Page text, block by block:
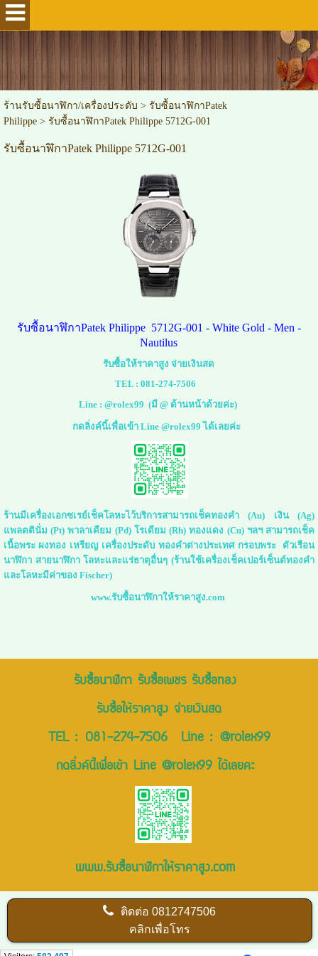
ร้านรับซื้อนาฬิกา/เครื่องประดับ > รับซื้อนาฬิกาPatek
Philippe> รับซื้อนาฬิกาPatek Philippe 5712G-001
รับซื้อนาฬิกาPatek Philippe 5712G-001
รับซื้อนาฬิกาPatek Philippe 5712G-001 - White Gold - Men -
Nautilus
รับซื้อให้ราคาสูง จ่ายเงินสด
TEL : 081-274-7506
Line : @rolex99 (มี @ ด้านหน้าด้วยค่ะ)
กดลิ่งค์นี้เพื่อเข้า Line @rolex99 ได้เลยค่ะ
ร้านมีเครื่องเอกซเรย์เช็คโลหะไว้บริการสามารถเช็คทองคำ (Au) เงิน (Ag)
แพลตตินั่ม (Pt) พาลาเดียม (Pd) โรเดียม (Rh) ทองแดง (Cu) ฯลฯ สามารถเช็ค
เนื้อพระ ผงทอง เหรียญ เครื่องประดับ ทองคำต่างประเทศ กรอบพระ ตัวเรือน
นาฬิกา สายนาฬิกา โลหะและแร่ธาตุอื่นๆ (ร้านใช้เครื่องเช็คเปอร์เซ็นต์ทองคำ
และโลหะมีค่าของ Fischer)
www.รับซื้อนาฬิกาให้ราคาสูง.com
รับซื้อนาฬิกา รับซื้อเพชร รับซื้อทอง
รับซื้อให้ราคาสูง จ่ายเงินสด
TEL : 081-274-7506Line : @rolex99
กดลิ่งค์นี้เพื่อเข้า Line @rolex99 ได้เลยคะ
www.รับซื้อนาฬิกาให้ราคาสูง.com
ติดต่อ0812747506
คลิกเพื่อโทร